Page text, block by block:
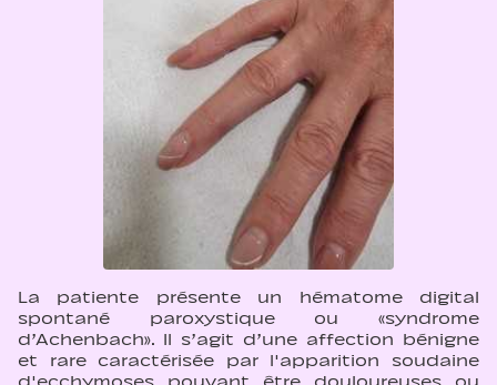
La patiente présente un hématome digital
spontané paroxystique ou «syndrome
d’Achenbach». Il s’agit d’une affection bénigne
et rare caractérisée par l'apparition soudaine